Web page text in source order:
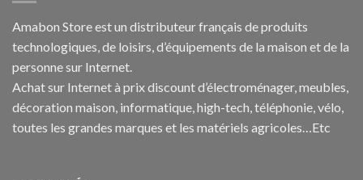
Amabon Store est un distributeur français de produits
technologiques, de loisirs, d’équipements de la maison et de la
personne sur Internet.
Achat sur Internet à prix discount d’électroménager, meubles,
décoration maison, informatique, high-tech, téléphonie, vélo,
toutes les grandes marques et les matériels agricoles…Etc